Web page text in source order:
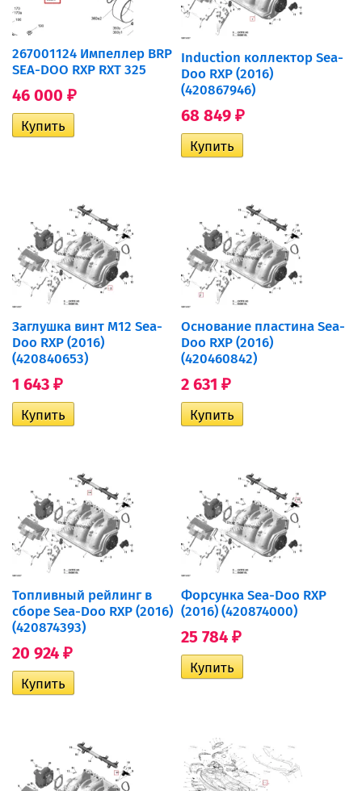
267001124 Импеллер BRP
SEA-DOO RXP RXT 325
46 000 ₽
Induction коллектор Sea-
Doo RXP (2016)
(420867946)
68 849 ₽
Заглушка винт M12 Sea-
Doo RXP (2016)
(420840653)
1 643 ₽
Основание пластина Sea-
Doo RXP (2016)
(420460842)
2 631 ₽
Топливный рейлинг в
сборе Sea-Doo RXP (2016)
(420874393)
20 924 ₽
Форсунка Sea-Doo RXP
(2016) (420874000)
25 784 ₽